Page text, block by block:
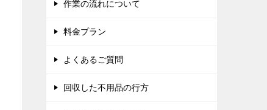
作業の流れについて
料金プラン
よくあるご質問
回収した不用品の行方